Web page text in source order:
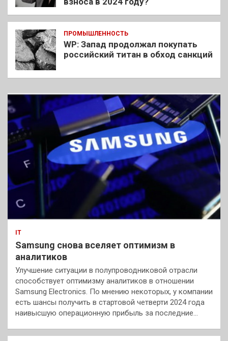
ПРОМЫШЛЕННОСТЬ
WP: Запад продолжал покупать
российский титан в обход санкций
IT
Samsung снова вселяет оптимизм в
аналитиков
Улучшение ситуации в полупроводниковой отрасли
способствует оптимизму аналитиков в отношении
Samsung Electronics. По мнению некоторых, у компании
есть шансы получить в стартовой четверти 2024 года
наивысшую операционную прибыль за последние…